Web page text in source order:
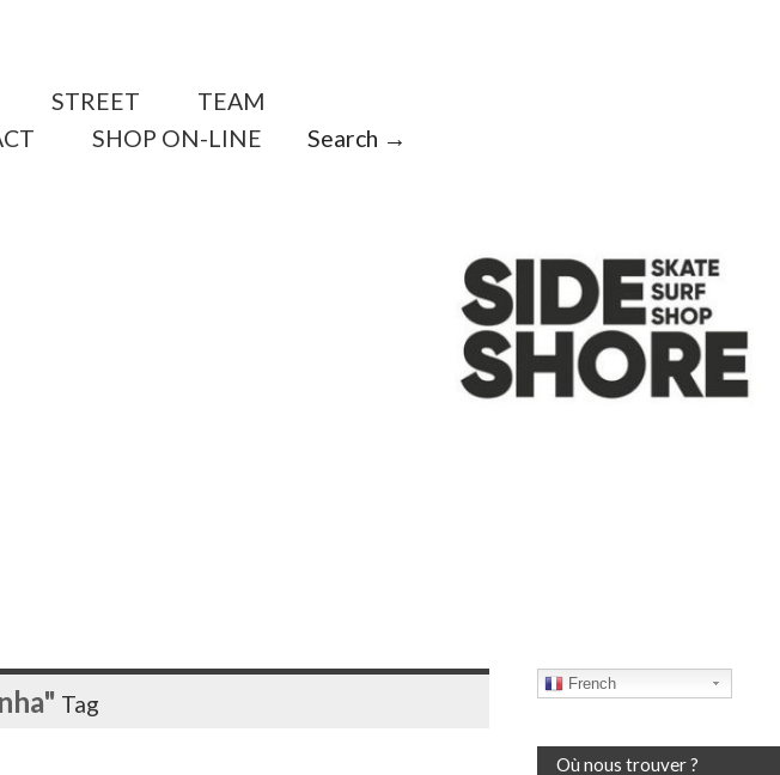
STREET
TEAM
SHOP ON-LINE Search →
Tag
French
Où nous trouver ?